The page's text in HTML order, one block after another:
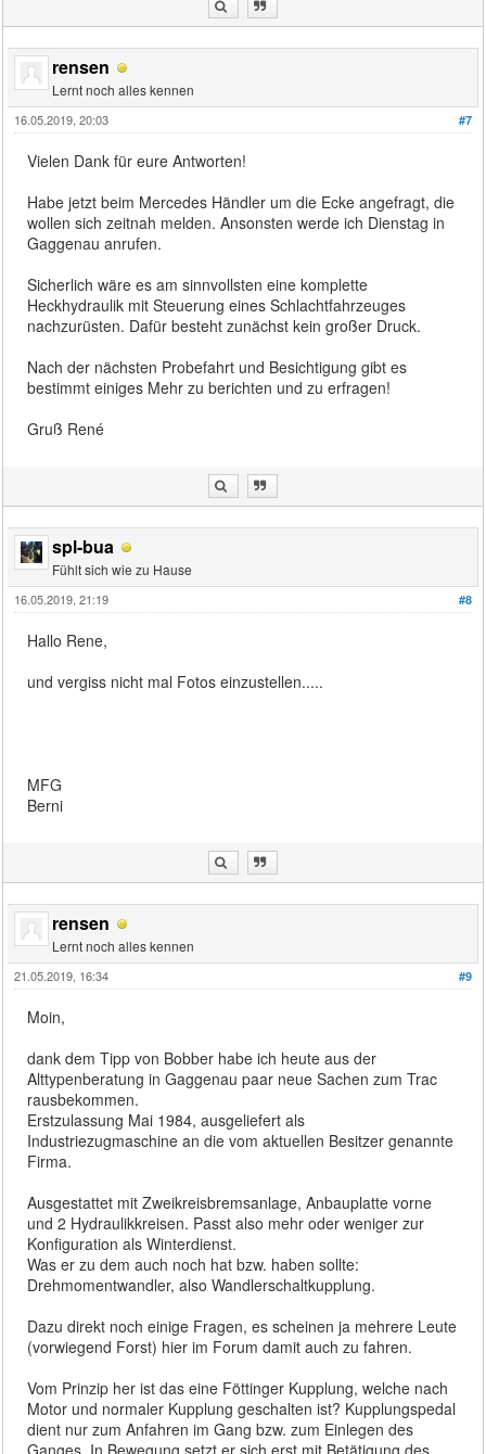
rensen
Lernt noch alles kennen
#7
16.05.2019, 20:03
Vielen Dank für eure Antworten!
Habe jetzt beim Mercedes Händler um die Ecke angefragt, die
wollen sich zeitnah melden. Ansonsten werde ich Dienstag in
Gaggenau anrufen.
Sicherlich wäre es am sinnvollsten eine komplette
Heckhydraulik mit Steuerung eines Schlachtfahrzeuges
nachzurüsten. Dafür besteht zunächst kein großer Druck.
Nach der nächsten Probefahrt und Besichtigung gibt es
bestimmt einiges Mehr zu berichten und zu erfragen!
Gruß René
spl-bua
Fühlt sich wie zu Hause
#8
16.05.2019, 21:19
Hallo Rene,
und vergiss nicht mal Fotos einzustellen.....
MFG
Berni
rensen
Lernt noch alles kennen
#9
21.05.2019, 16:34
Moin,
dank dem Tipp von Bobber habe ich heute aus der
Alttypenberatung in Gaggenau paar neue Sachen zum Trac
rausbekommen.
Erstzulassung Mai 1984, ausgeliefert als
Industriezugmaschine an die vom aktuellen Besitzer genannte
Firma.
Ausgestattet mit Zweikreisbremsanlage, Anbauplatte vorne
und 2 Hydraulikkreisen. Passt also mehr oder weniger zur
Konfiguration als Winterdienst.
Was er zu dem auch noch hat bzw. haben sollte:
Drehmomentwandler, also Wandlerschaltkupplung.
Dazu direkt noch einige Fragen, es scheinen ja mehrere Leute
(vorwiegend Forst) hier im Forum damit auch zu fahren.
Vom Prinzip her ist das eine Föttinger Kupplung, welche nach
Motor und normaler Kupplung geschalten ist? Kupplungspedal
dient nur zum Anfahren im Gang bzw. zum Einlegen des
Ganges. In Bewegung setzt er sich erst mit Betätigung des